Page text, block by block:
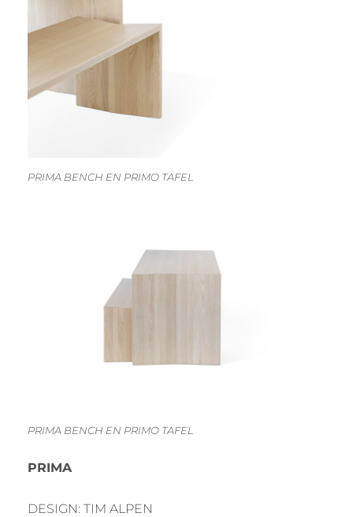
PRIMA BENCH EN PRIMO TAFEL
PRIMA BENCH EN PRIMO TAFEL
PRIMA
DESIGN: TIM ALPEN